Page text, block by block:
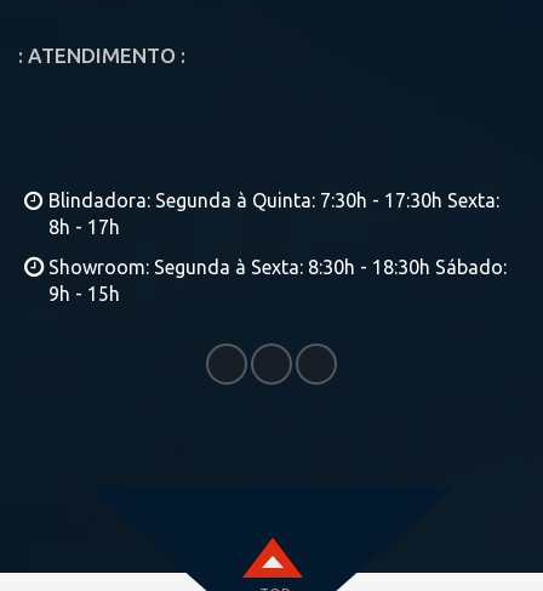
: ATENDIMENTO :
Blindadora: Segunda à Quinta: 7:30h - 17:30h Sexta:
8h - 17h
Showroom: Segunda à Sexta: 8:30h - 18:30h Sábado:
9h - 15h